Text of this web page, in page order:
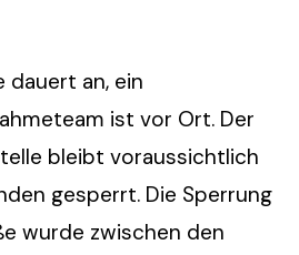
dauert an, ein
ist vor Ort. Der
bleibt voraussichtlich
gesperrt. Die Sperrung
wurde zwischen den